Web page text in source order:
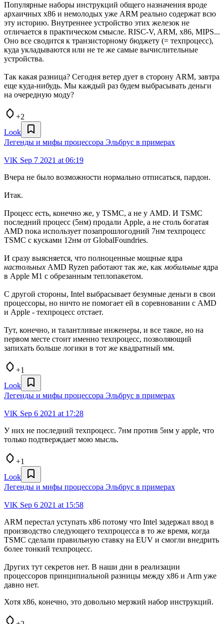
Популярные наборы инструкций общего назначения вроде
архаичных x86 и немолодых уже ARM реально содержат всю
эту историю. Внутреннее устройство этих железок не
отличается в практическом смысле. RISC-V, ARM, x86, MIPS...
Оно все сводится к транзисторному бюджету (= техпроцесс),
куда укладываются или не те же самые вычислительные
устройства.
Так какая разница? Сегодня ветер дует в сторону ARM, завтра
еще куда-нибудь. Мы каждый раз будем выбрасывать деньги
на очередную моду?
+2
Look
Легенды и мифы процессора Эльбрус в примерах
VlK Sep 7 2021 at 06:19
Вчера не было возможности нормально отписаться, пардон.
Итак.
Процесс есть, конечно же, у TSMC, а не у AMD. И TSMC
последний процесс (5нм) продали Apple, а не столь богатая
AMD пока использует позапрошлогодний 7нм техпроцесс
TSMC с кусками 12нм от GlobalFoundries.
И сразу выясняется, что полноценные мощные ядра
настольных AMD Ryzen работают так же, как мобильные ядра
в Apple M1 с обрезанным теплопакетом.
С другой стороны, Intel выбрасывает безумные деньги в свои
процессоры, но ничто не помогает ей в соревновании с AMD
и Apple - техпроцесс отстает.
Тут, конечно, и талантливые инженеры, и все такое, но на
первом месте стоит именно техпроцесс, позволяющий
запихать больше логики в тот же квадратный мм.
+1
Look
Легенды и мифы процессора Эльбрус в примерах
VlK Sep 6 2021 at 17:28
У них не последний техпроцесс. 7нм против 5нм у apple, что
только подтверждает мою мысль.
+1
Look
Легенды и мифы процессора Эльбрус в примерах
VlK Sep 6 2021 at 15:58
ARM перестал уступать x86 потому что Intel задержал ввод в
производство следующего техпроцесса в то же время, когда
TSMC сделали правильную ставку на EUV и смогли внедрить
более тонкий техпроцесс.
Других тут секретов нет. В наши дни в реализации
процессоров принципиальной разницы между x86 и Arm уже
давно нет.
Хотя x86, конечно, это довольно мерзкий набор инструкций.